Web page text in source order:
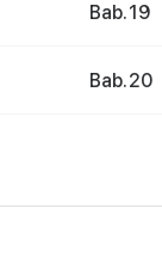
Bab. 19
Bab. 20